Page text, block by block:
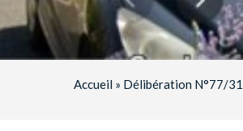
Accueil » Délibération N°77/